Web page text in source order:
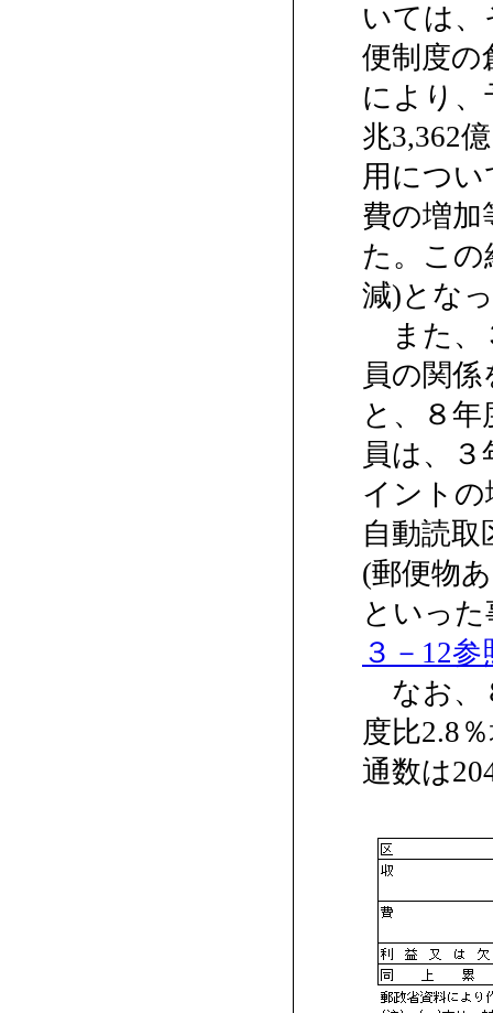
いては、
便制度の
により、
兆3,362
用につ
費の増加
た。この
減)とな
また、
員の関
と、８
員は、
イント
自動読取
(郵便物
といっ
３－12参
なお、
度比2.8
通数は